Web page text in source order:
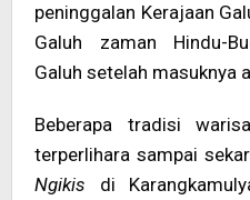
peninggalan Kerajaan
Galuh zaman Hindu-
Galuh setelah masuknya
Beberapa tradisi
terperlihara sampai
Ngikis di